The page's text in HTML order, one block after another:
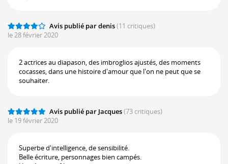
Avis publié par denis(11 critiques)
le 28 février 2020
2 actrices au diapason, des imbroglios ajustés, des moments
cocasses, dans une histoire d'amour que l'on ne peut que se
souhaiter.
Avis publié par Jacques(73 critiques)
le 19 février 2020
Superbe d'intelligence, de sensibilité.
Belle écriture, personnages bien campés.